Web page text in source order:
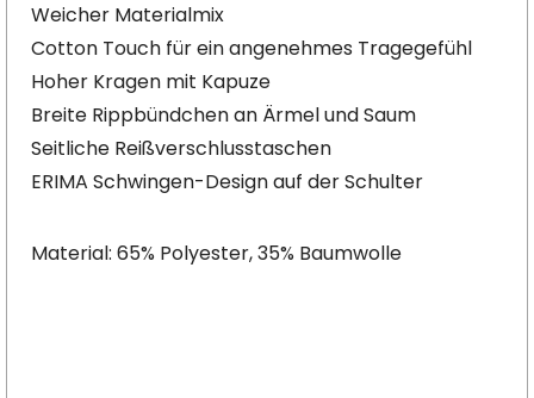
Weicher Materialmix
Cotton Touch für ein angenehmes Tragegefühl
Hoher Kragen mit Kapuze
Breite Rippbündchen an Ärmel und Saum
Seitliche Reißverschlusstaschen
ERIMA Schwingen-Design auf der Schulter
Material: 65% Polyester, 35% Baumwolle